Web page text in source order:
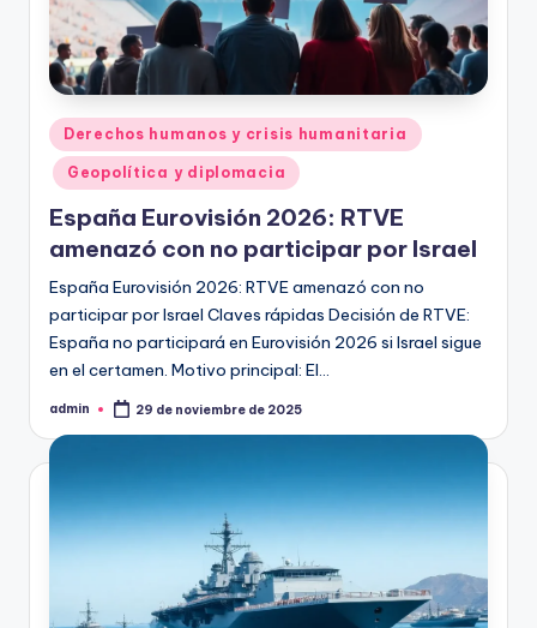
Publicado
en
Derechos humanos y crisis humanitaria
Geopolítica y diplomacia
España Eurovisión 2026: RTVE
amenazó con no participar por Israel
España Eurovisión 2026: RTVE amenazó con no
participar por Israel Claves rápidas Decisión de RTVE:
España no participará en Eurovisión 2026 si Israel sigue
en el certamen. Motivo principal: El…
Publicado
admin 29 de noviembre de 2025